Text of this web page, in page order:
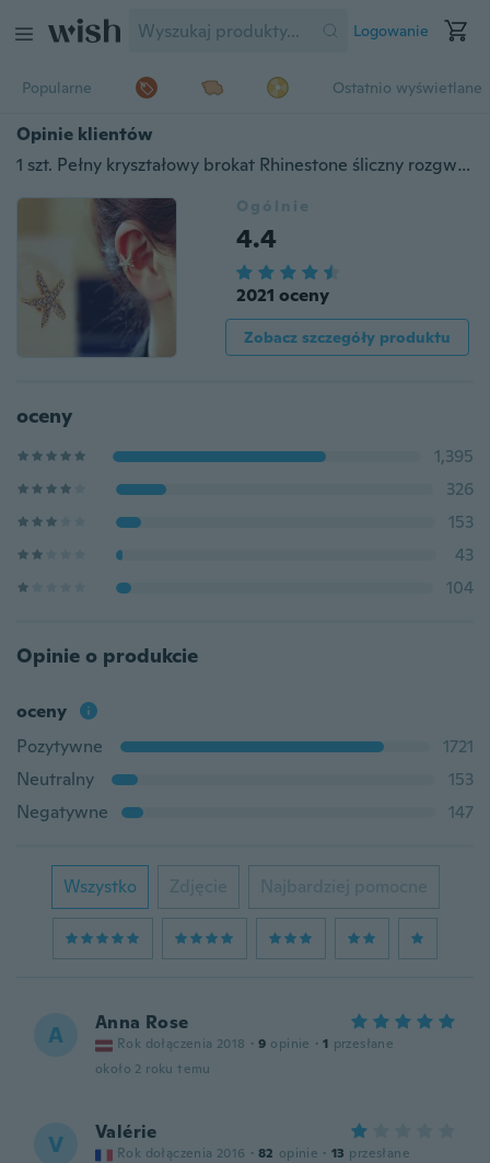
Logowanie
Popularne Ostatnio wyświetlane
Opinie klientów
1 szt. Pełny kryształowy brokat Rhinestone śliczny rozgwiazda klips do ucha mankiet do owijania kolczyk
Ogólnie
4.4
2021 oceny
Zobacz szczegóły produktu
oceny
1,395
326
153
43
104
Opinie o produkcie
oceny
Pozytywne
1721
Neutralny
153
Negatywne
147
Wszystko Zdjęcie Najbardziej pomocne
A Anna Rose
Rok dołączenia 2018 · 9 opinie · 1 przesłane
około 2 roku temu
V Valérie
Rok dołączenia 2016 · 82 opinie · 13 przesłane